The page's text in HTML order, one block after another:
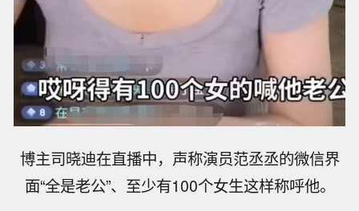
博主司晓迪在直播中，声称演员范丞丞的微信界
面“全是老公”、至少有100个女生这样称呼他。